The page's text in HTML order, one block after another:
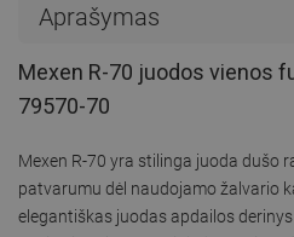
Aprašymas
Mexen R-70 juodos vienos
79570-70
Mexen R-70 yra stilinga juoda dušo
patvarumu dėl naudojamo žalvario
elegantiškas juodas apdailos